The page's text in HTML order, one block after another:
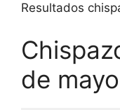
Resultados
de